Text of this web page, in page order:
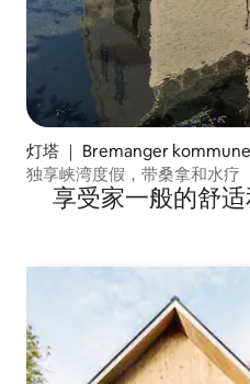
灯塔 ｜ Bremanger kommune
独享峡湾度假，带桑拿和水疗
享受家一般的舒